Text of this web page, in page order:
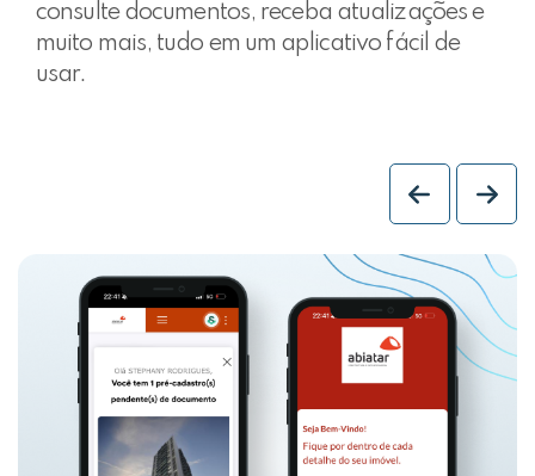
consulte documentos, receba atualizações e
muito mais, tudo em um aplicativo fácil de
usar.